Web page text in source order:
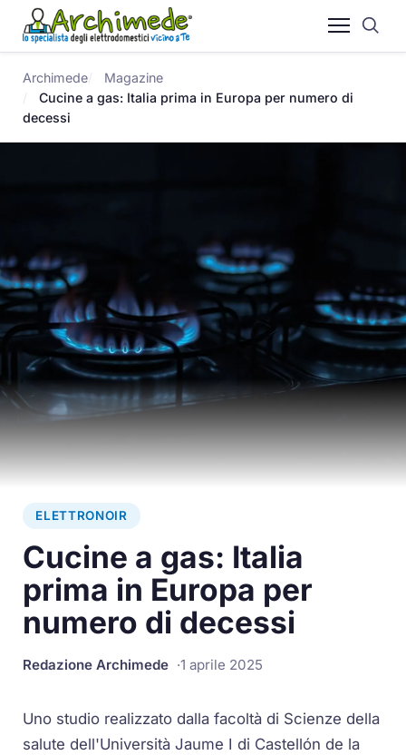
Archimede
Magazine
Cucine a gas: Italia prima in Europa per numero di
decessi
ELETTRONOIR
Cucine a gas: Italia
prima in Europa per
numero di decessi
Redazione Archimede 1 aprile 2025
Uno studio realizzato dalla facoltà di Scienze della
salute dell'Università Jaume I di Castellón de la